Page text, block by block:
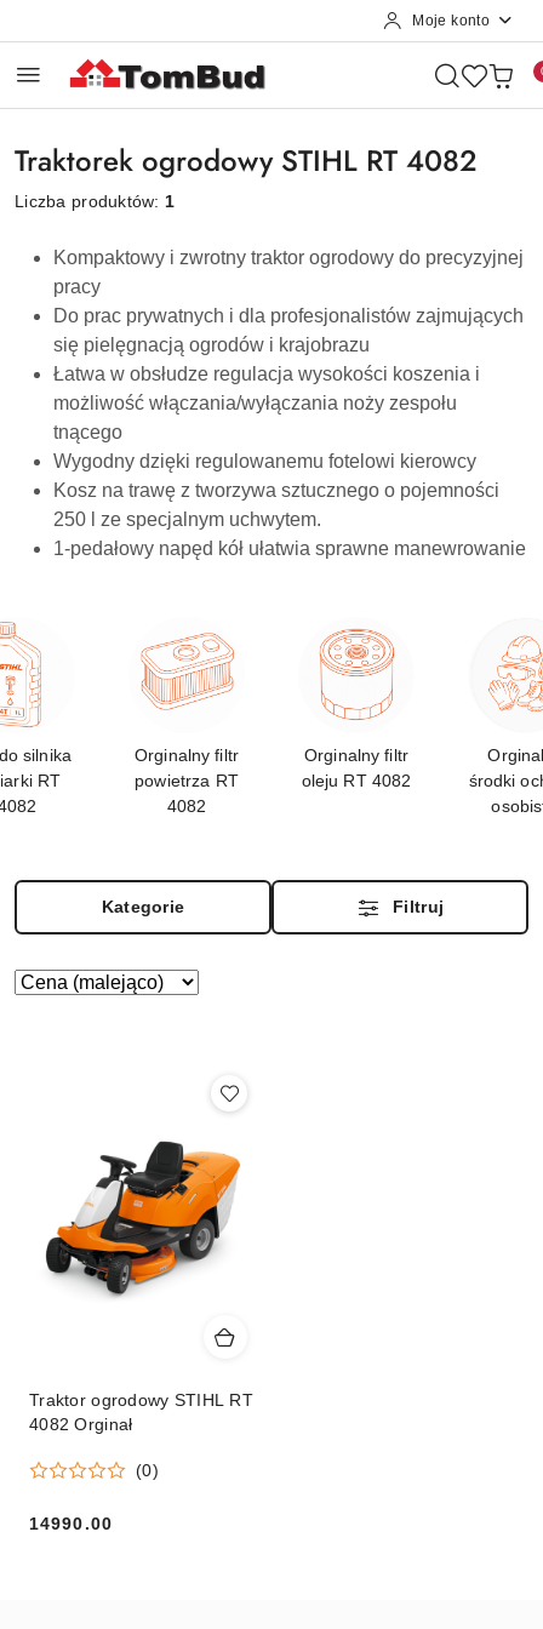
Moje konto
Traktorek ogrodowy STIHL RT 4082
Liczba produktów: 1
Kompaktowy i zwrotny traktor ogrodowy do precyzyjnej
pracy
Do prac prywatnych i dla profesjonalistów zajmujących
się pielęgnacją ogrodów i krajobrazu
Łatwa w obsłudze regulacja wysokości koszenia i
możliwość włączania/wyłączania noży zespołu
tnącego
Wygodny dzięki regulowanemu fotelowi kierowcy
Kosz na trawę z tworzywa sztucznego o pojemności
250 l ze specjalnym uchwytem.
1-pedałowy napęd kół ułatwia sprawne manewrowanie
silnika
RT
Orginalny filtr
powietrza RT
4082
Orginalny filtr
oleju RT 4082
środki
Kategorie Filtruj
Zastosowano
Sortuj
Traktor ogrodowy STIHL RT
4082 Orginał
(0)
14990.00